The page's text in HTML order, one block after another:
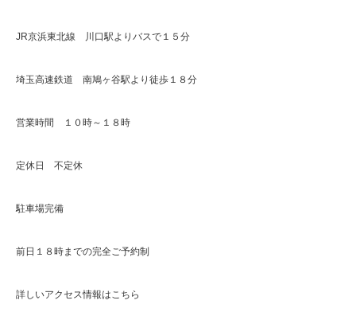
JR京浜東北線 川口駅よりバスで１５分
埼玉高速鉄道 南鳩ヶ谷駅より徒歩１８分
営業時間 １０時～１８時
定休日 不定休
駐車場完備
前日１８時までの完全ご予約制
詳しいアクセス情報はこちら